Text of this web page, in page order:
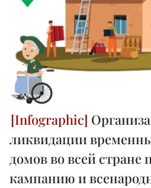
ликвидации
домов во всей стране
кампанию и